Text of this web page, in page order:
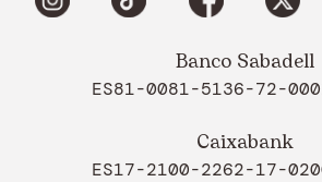
Banco Sabadell
ES81-0081-5136-72-
Caixabank
ES17-2100-2262-17-